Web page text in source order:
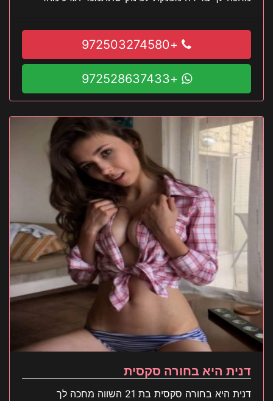
+972503274580
+972528637433
דנית היא בחורה סקסית
דנית היא בחורה סקסית בת 21 השווה מחכה לך